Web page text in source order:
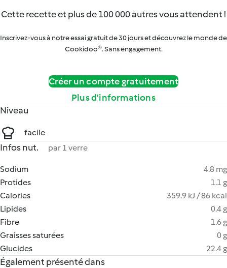
Cette recette et plus de 100 000 autres vous attendent !
Inscrivez-vous à notre essai gratuit de 30 jours et découvrez le monde de
Cookidoo®. Sans engagement.
Créer un compte gratuitement
Plus d’informations
Niveau
facile
Infos nut. par 1 verre
Sodium
4.8 mg
Protides
1.1 g
Calories
359.9 kJ / 86 kcal
Lipides
0.4 g
Fibre
1.6 g
Graisses saturées
0 g
Glucides
22.4 g
Également présenté dans